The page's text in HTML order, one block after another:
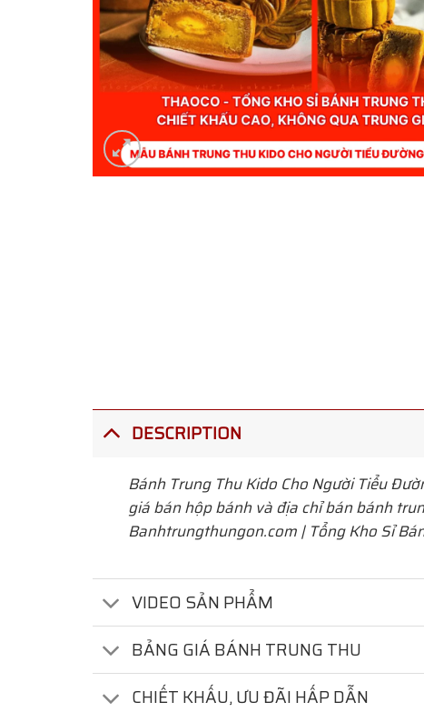
DESCRIPTION
Bánh Trung Thu Kido Cho Người Tiểu
giá bán hộp bánh và địa chỉ bán bánh
Banhtrungthungon.com | Tổng Kho Sỉ
VIDEO SẢN PHẨM
BẢNG GIÁ BÁNH TRUNG THU
CHIẾT KHẤU, ƯU ĐÃI HẤP DẪN